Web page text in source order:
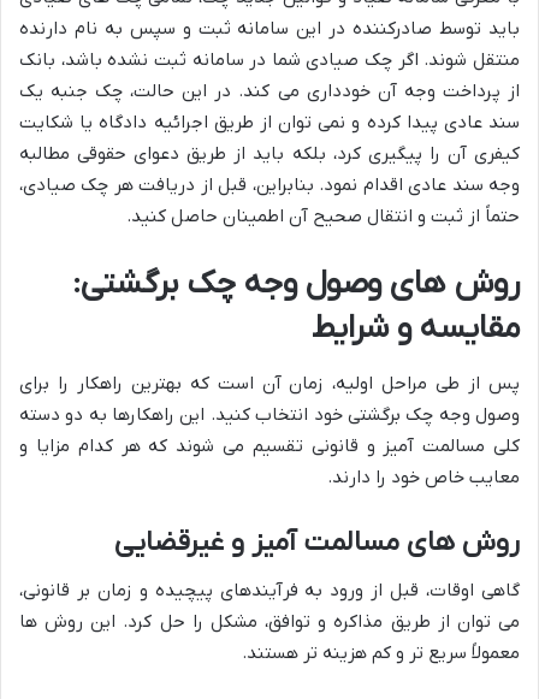
باید توسط صادرکننده در این سامانه ثبت و سپس به نام دارنده
منتقل شوند. اگر چک صیادی شما در سامانه ثبت نشده باشد، بانک
از پرداخت وجه آن خودداری می کند. در این حالت، چک جنبه یک
سند عادی پیدا کرده و نمی توان از طریق اجرائیه دادگاه یا شکایت
کیفری آن را پیگیری کرد، بلکه باید از طریق دعوای حقوقی مطالبه
وجه سند عادی اقدام نمود. بنابراین، قبل از دریافت هر چک صیادی،
حتماً از ثبت و انتقال صحیح آن اطمینان حاصل کنید.
روش های وصول وجه چک برگشتی:
مقایسه و شرایط
پس از طی مراحل اولیه، زمان آن است که بهترین راهکار را برای
وصول وجه چک برگشتی خود انتخاب کنید. این راهکارها به دو دسته
کلی مسالمت آمیز و قانونی تقسیم می شوند که هر کدام مزایا و
معایب خاص خود را دارند.
روش های مسالمت آمیز و غیرقضایی
گاهی اوقات، قبل از ورود به فرآیندهای پیچیده و زمان بر قانونی،
می توان از طریق مذاکره و توافق، مشکل را حل کرد. این روش ها
معمولاً سریع تر و کم هزینه تر هستند.